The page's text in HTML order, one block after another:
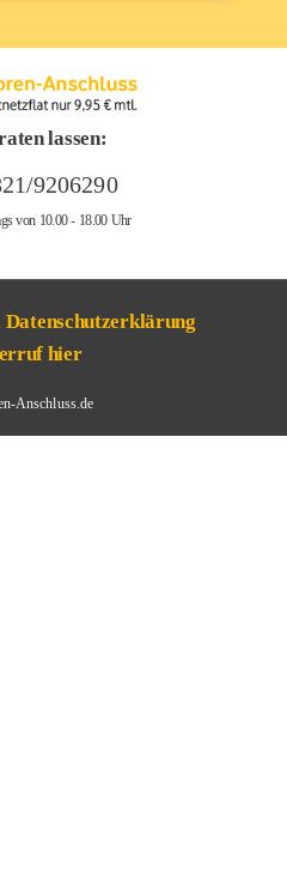
lassen:
9206290
von 10.00 - 18.00 Uhr
hier
Anschluss.de